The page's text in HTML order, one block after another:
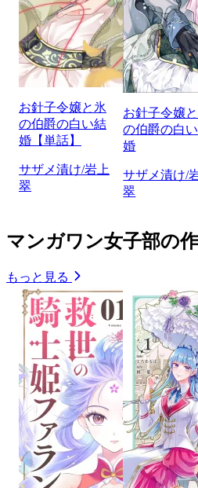
お針子令嬢と氷
の伯爵の白い結
婚【単話】
サザメ漬け/岩上
翠
お針子令嬢
の伯爵の白
婚
サザメ漬け/
翠
マンガワン女子部の
もっと見る